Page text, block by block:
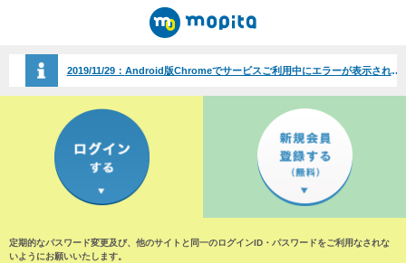
2019/11/29：Android版Chromeでサービスご利用中にエラーが表示される事象について（2019/11/29）
定期的なパスワード変更及び、他のサイトと同一のログインID・パスワードをご利用なされな
いようにお願いいたします。